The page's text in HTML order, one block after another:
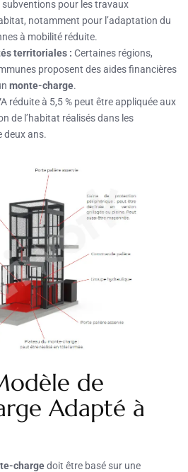
subventions pour les travaux
notamment pour l’adaptation du
à mobilité réduite.
territoriales : Certaines régions,
proposent des aides financières
monte-charge.
réduite à 5,5 % peut être appliquée aux
de l’habitat réalisés dans les
deux ans.
de
Adapté à
chargedoit être basé sur une